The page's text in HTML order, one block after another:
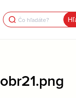
Search
for:
obr21.png